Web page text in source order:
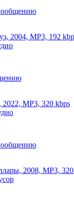
2004, MP3, 192
2022, MP3, 320 kbps
2008, MP3,